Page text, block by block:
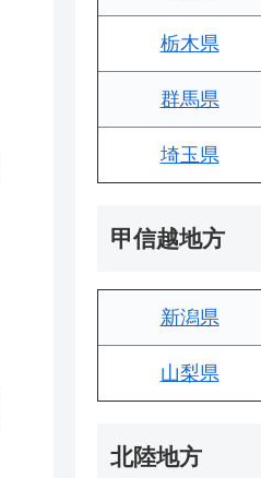
栃木県
群馬県
埼玉県
甲信越地方
新潟県
山梨県
北陸地方